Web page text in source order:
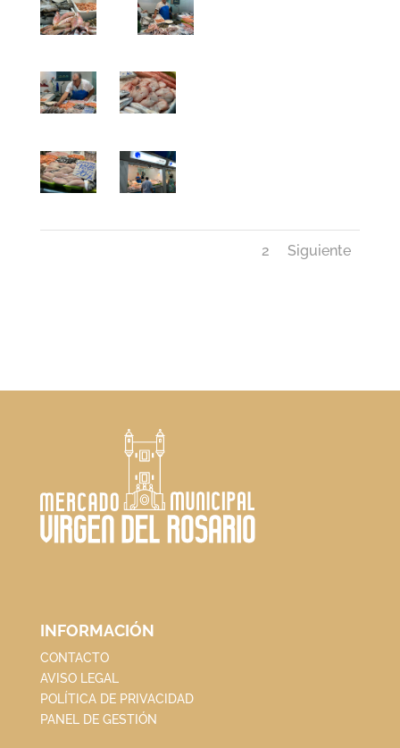
2 Siguiente
INFORMACIÓN
CONTACTO
AVISO LEGAL
POLÍTICA DE PRIVACIDAD
PANEL DE GESTIÓN